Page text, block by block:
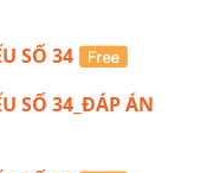
SỐ 34
SỐ 34_ĐÁP ÁN